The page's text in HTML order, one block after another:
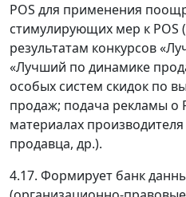
POS для применения
стимулирующих мер к POS
результатам конкурсов
«Лучший по динамике
особых систем скидок по
продаж; подача рекламы о
материалах
продавца, др.).
4.17. Формирует банк